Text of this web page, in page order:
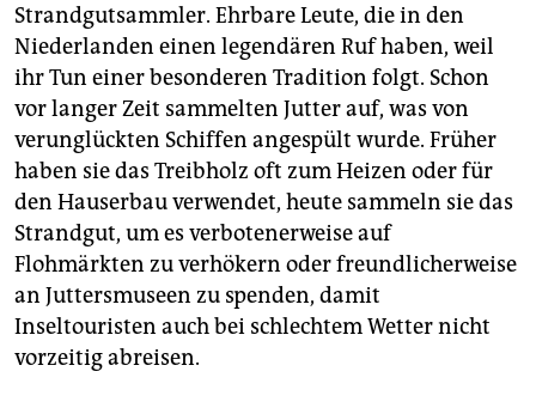
Strandgutsammler. Ehrbare Leute, die in den
Niederlanden einen legendären Ruf haben, weil
ihr Tun einer besonderen Tradition folgt. Schon
vor langer Zeit sammelten Jutter auf, was von
verunglückten Schiffen angespült wurde. Früher
haben sie das Treibholz oft zum Heizen oder für
den Hauserbau verwendet, heute sammeln sie das
Strandgut, um es verbotenerweise auf
Flohmärkten zu verhökern oder freundlicherweise
an Juttersmuseen zu spenden, damit
Inseltouristen auch bei schlechtem Wetter nicht
vorzeitig abreisen.